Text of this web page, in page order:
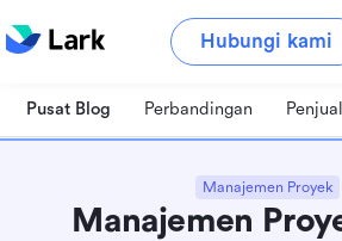
Hubungi kami
Pusat Blog Perbandingan
Manajemen Proyek
Manajemen